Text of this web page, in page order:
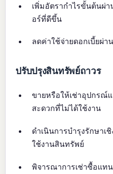
เพิ่มอัตรากำไรขั้นต้นผ่า
อร์ที่ดีขึ้น
ลดค่าใช้จ่ายดอกเบี้ยผ่า
ปรับปรุงสินทรัพย์ถาวร
ขายหรือให้เช่าอุปกรณ์
สะดวกที่ไม่ได้ใช้งาน
ดำเนินการบำรุงรักษาเ
ใช้งานสินทรัพย์
พิจารณาการเช่าซื้อแท